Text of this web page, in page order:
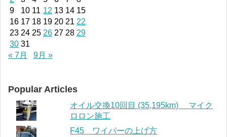
9
10 11 12 13 14 15
16 17 18 19 20 21 22
23 24 25 26 27 28 29
30 31
« 7月
9月 »
Popular Articles
オイル交換10回目 (35,195km) マイク
ロロン施工
F45 ワイパーの上げ方